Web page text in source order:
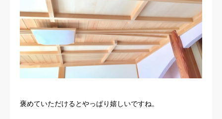
褒めていただけるとやっぱり嬉しいですね。